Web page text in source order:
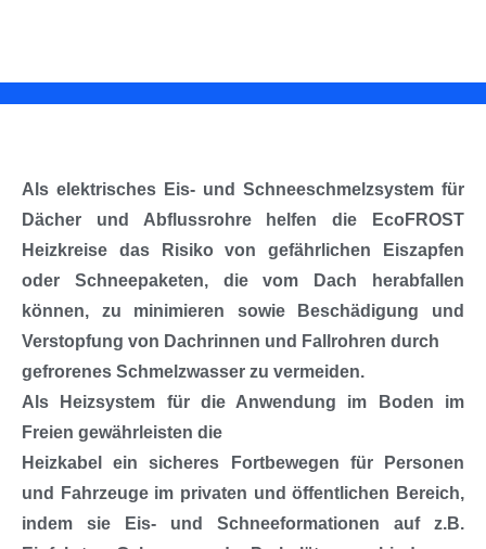
Als elektrisches Eis- und Schneeschmelzsystem für
Dächer und Abflussrohre helfen die EcoFROST
Heizkreise das Risiko von gefährlichen Eiszapfen
oder Schneepaketen, die vom Dach herabfallen
können, zu minimieren sowie Beschädigung und
Verstopfung von Dachrinnen und Fallrohren durch
gefrorenes Schmelzwasser zu vermeiden.
Als Heizsystem für die Anwendung im Boden im
Freien gewährleisten die
Heizkabel ein sicheres Fortbewegen für Personen
und Fahrzeuge im privaten und öffentlichen Bereich,
indem sie Eis- und Schneeformationen auf z.B.